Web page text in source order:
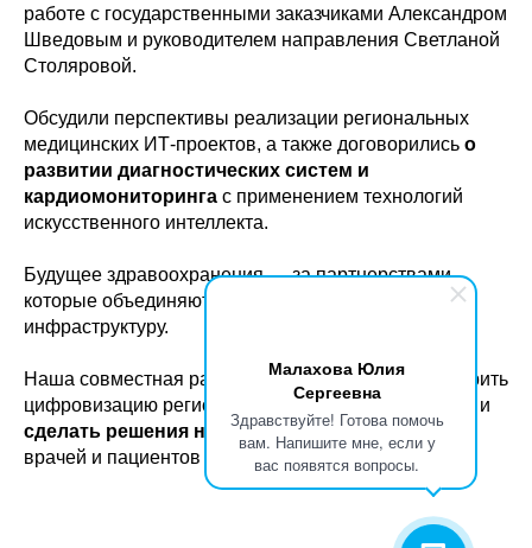
Малахова Юлия
Сергеевна
Здравствуйте! Готова помочь
вам. Напишите мне, если у
вас появятся вопросы.
работе с государственными заказчиками Александром
Шведовым и руководителем направления Светланой
Столяровой.
Обсудили перспективы реализации региональных
медицинских ИТ-проектов, а также договорились о
развитии диагностических систем и
кардиомониторинга с применением технологий
искусственного интеллекта.
Будущее здравоохранения — за партнерствами,
которые объединяют технологии, медицину и
инфраструктуру.
Наша совместная работа компаний позволит ускорить
цифровизацию региональных медицинских систем и
сделать решения на основе ИИ доступнее для
врачей и пациентов по всей стране.